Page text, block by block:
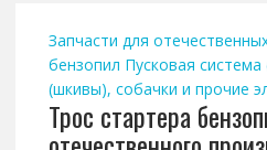
Запчасти для
бензопил Пусковая система
(шкивы), собачки и прочие
Трос стартера